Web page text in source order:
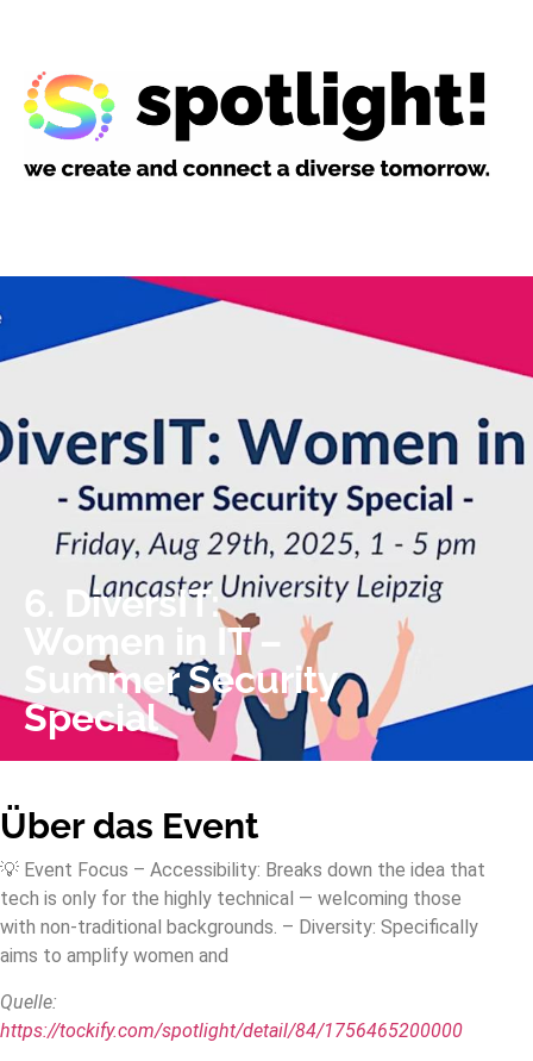
6. DiversIT:
Women in IT –
Summer Security
Special
Über das Event
💡 Event Focus – Accessibility: Breaks down the idea that
tech is only for the highly technical — welcoming those
with non-traditional backgrounds. – Diversity: Specifically
aims to amplify women and
Quelle:
https://tockify.com/spotlight/detail/84/1756465200000